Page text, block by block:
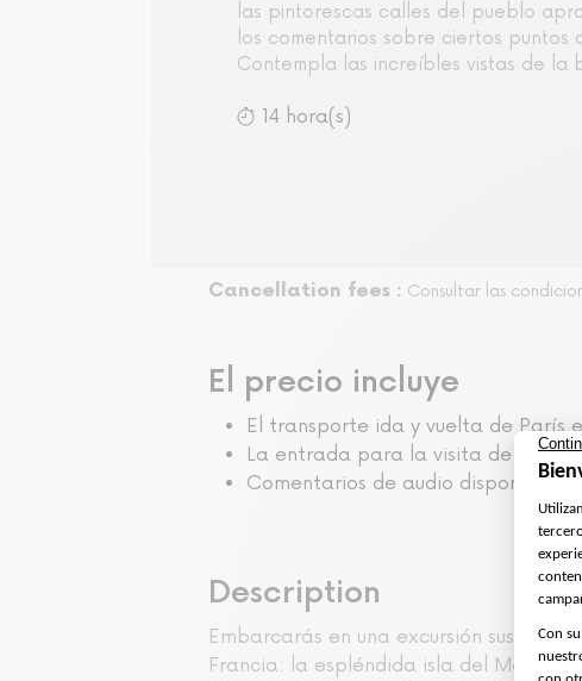
las pintorescas calles del pueblo
los comentarios sobre ciertos puntos
Contempla las increíbles vistas de la
14 hora(s)
Cancellation fees : Consultar las
El precio incluye
El transporte ida y vuelta de París
La entrada para la visita de la
Comentarios de audio disponibles
Description
Embarcarás en una excursión
Francia: la espléndida isla del Mont